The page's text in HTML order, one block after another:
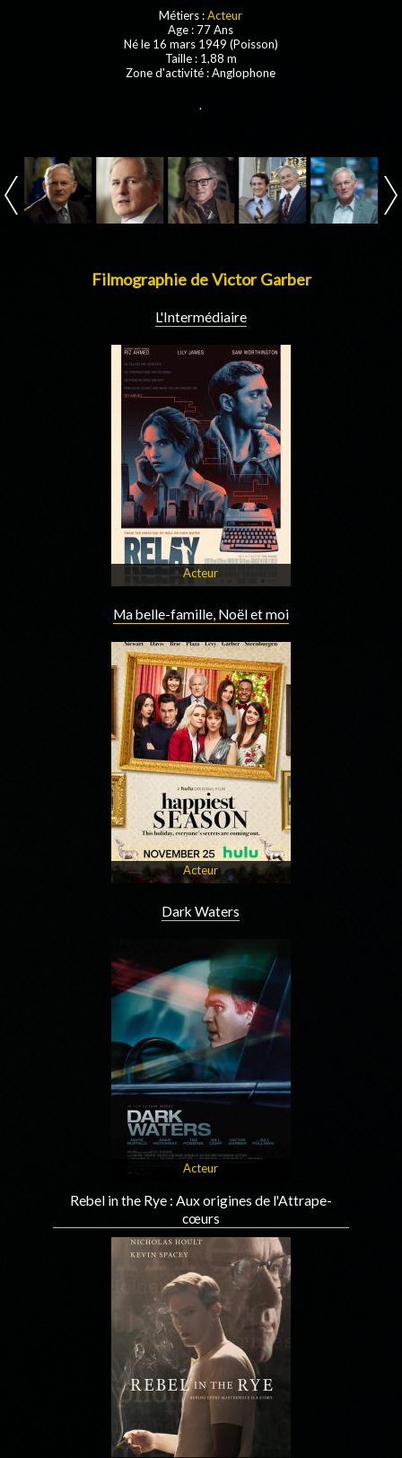
Métiers :Acteur
Age : 77 Ans
Né le 16 mars 1949 (Poisson)
Taille : 1,88 m
Zone d'activité : Anglophone
.
Filmographie de Victor Garber
L'Intermédiaire
Acteur
Ma belle-famille, Noël et moi
Acteur
Dark Waters
Acteur
Rebel in the Rye : Aux origines de l'Attrape-
cœurs